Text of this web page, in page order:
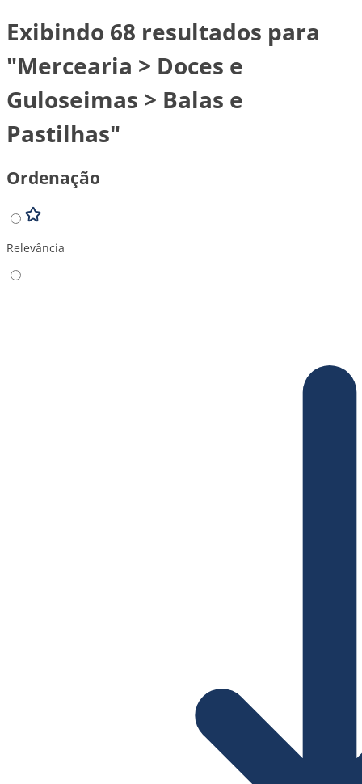
Exibindo 68 resultados para
"Mercearia > Doces e
Guloseimas > Balas e
Pastilhas"
Ordenação
Relevância